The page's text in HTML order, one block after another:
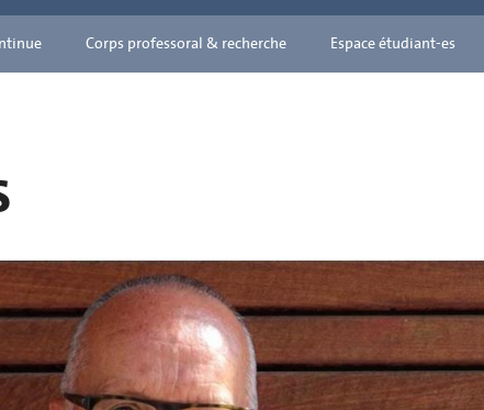
Corps professoral & recherche Espace étudiant-es